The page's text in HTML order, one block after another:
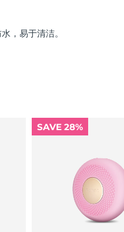
，易于清洁。
SAVE 28%